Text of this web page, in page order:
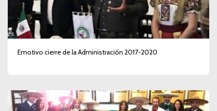
Emotivo cierre de la Administración 2017-2020